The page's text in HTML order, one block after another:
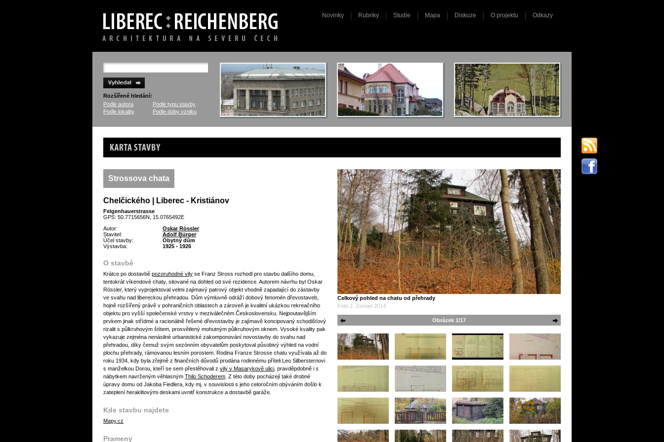
Novinky Rubriky Studie Mapa Diskuze O projektu Odkazy
Rozšířené hledání:
Podle autora
Podle typu stavby
Podle lokality
Podle doby vzniku
Karta stavby
Strossova chata
Chelčického | Liberec - Kristiánov
Felgenhauerstrasse
GPS: 50.7715656N, 15.0765492E
Autor:
Oskar Rössler
Stavitel:
Adolf Bürger
Účel stavby:
Obytný dům
Výstavba:
1925 - 1926
O stavbě
Krátce po dostavbě pozoruhodné vily se Franz Stross rozhodl pro stavbu dalšího domu,
tentokrát víkendové chaty, sitované na dohled od své rezidence. Autorem návrhu byl Oskar
Rössler, který vyprojektoval velmi zajímavý patrový objekt vhodně zapadající do zástavby
ve svahu nad libereckou přehradou. Dům výmluvně odráží dobový fenomén dřevostaveb,
hojně rozšířený právě v pohraničních oblastech a zároveň je kvalitní ukázkou rekreačního
objektu pro vyšší společenské vrstvy v meziválečném Československu. Nejpoutavějším
prvkem jinak střídmé a racionálně řešené dřevostavby je zajímavě koncipovaný schodišťový
rizalit s půlkruhovým štítem, prosvětlený mohutným půlkruhovým oknem. Vysoké kvality pak
vykazuje zejména nenásilné urbanistické zakomponování novostavby do svahu nad
přehradou, díky čemuž svým sezónním obyvatelům poskytoval působivý výhled na vodní
plochu přehrady, rámovanou lesním porostem. Rodina Franze Strosse chatu využívala až do
roku 1934, kdy byla zřejmě z finančních důvodů prodána rodinnému příteli Leo Silbersternovi
s manželkou Dorou, kteří se sem přestěhovali z vily v Masarykově ulici , pravděpdobně i s
nábytkem navrženým věhlasným Thilo Schoderem . Z této doby pocházejí také drobné
úpravy domu od Jakoba Fiedlera, kdy mj. v souvislosti s jeho celoročním obýváním došlo k
zateplení heraklitovými deskami uvnitř konstrukce a dostavbě garáže.
Kde stavbu najdete
Mapy.cz
Prameny
Celkový pohled na chatu od přehrady
Foto J. Zeman 2014
Obrázek 1/17